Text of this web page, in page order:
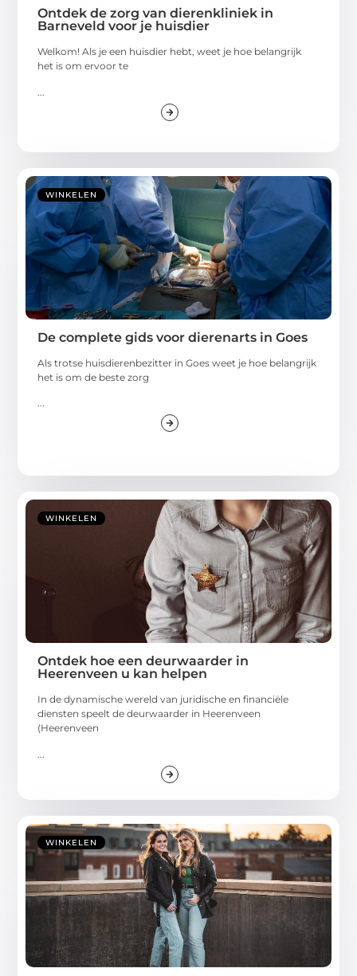
Ontdek de zorg van dierenkliniek in
Barneveld voor je huisdier
Welkom! Als je een huisdier hebt, weet je hoe belangrijk
het is om ervoor te
WINKELEN
De complete gids voor dierenarts in Goes
Als trotse huisdierenbezitter in Goes weet je hoe belangrijk
het is om de beste zorg
...
WINKELEN
Ontdek hoe een deurwaarder in
Heerenveen u kan helpen
In de dynamische wereld van juridische en financiële
diensten speelt de deurwaarder in Heerenveen
(Heerenveen
WINKELEN